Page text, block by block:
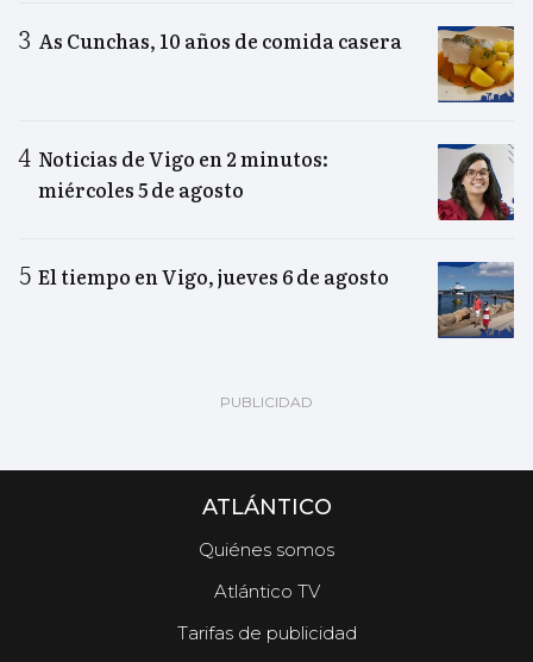
As Cunchas, 10 años de comida casera
Noticias de Vigo en 2 minutos:
miércoles 5 de agosto
El tiempo en Vigo, jueves 6 de agosto
ATLÁNTICO
Quiénes somos
Atlántico TV
Tarifas de publicidad